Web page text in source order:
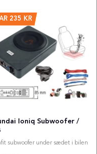
235 KR
Ioniq Subwoofer /
subwoofer under sædet i bilen